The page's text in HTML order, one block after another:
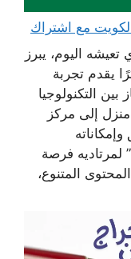
اليوم، يبرز
يقدم تجربة
التكنولوجيا
إلى مركز
لمرتاديه فرصة
المتنوع،